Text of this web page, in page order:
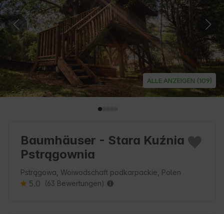
ALLE ANZEIGEN (109)
Baumhäuser - Stara Kuźnia
Pstrągownia
Pstrągowa, Woiwodschaft podkarpackie, Polen
5.0 (63 Bewertungen)